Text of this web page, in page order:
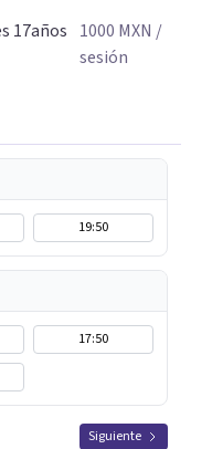
17años 1000 MXN /
sesión
19:50
17:50
Siguiente